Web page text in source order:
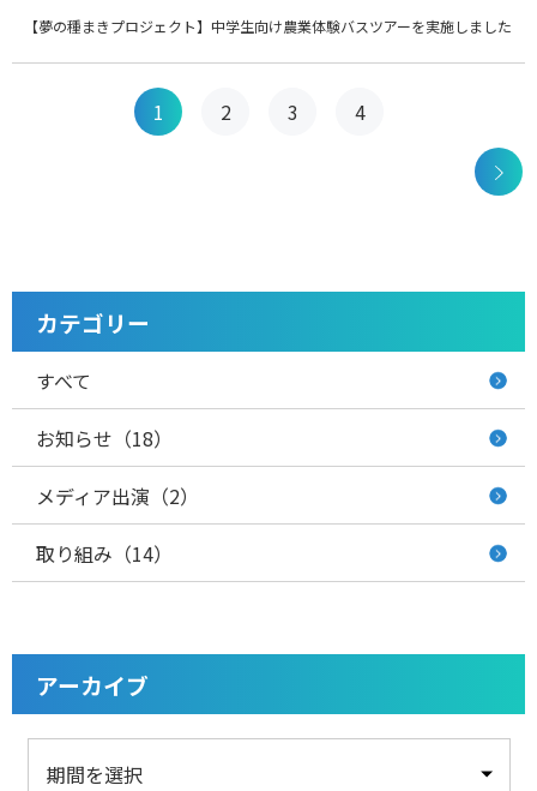
【夢の種まきプロジェクト】中学生向け農業体験バスツアーを実施しました
ゲ
ー
シ
ョ
ン
1 2 3 4
カテゴリー
すべて
お知らせ（18）
メディア出演（2）
取り組み（14）
アーカイブ